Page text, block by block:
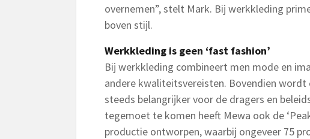
overnemen”, stelt Mark. Bij werkkleding
boven stijl.
Werkkleding is geen ‘fast fashion’
Bij werkkleding combineert men mode en
andere kwaliteitsvereisten. Bovendien wordt
steeds belangrijker voor de dragers en
tegemoet te komen heeft Mewa ook de
productie ontworpen, waarbij ongeveer 75